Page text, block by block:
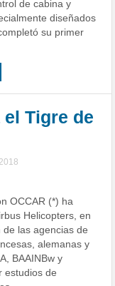
de cabina y
diseñados
su primer
Tigre de
OCCAR (*) ha
Helicopters, en
de las agencias de
alemanas y
BAAINBw y
estudios de